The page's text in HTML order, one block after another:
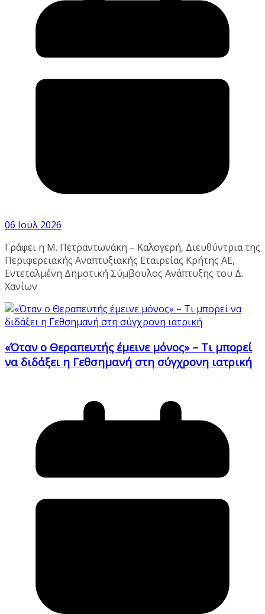
06 Ιούλ 2026
Γράφει η Μ. Πετραντωνάκη – Καλογερή, Διευθύντρια της
Περιφερειακής Αναπτυξιακής Εταιρείας Κρήτης ΑΕ,
Εντεταλμένη Δημοτική Σύμβουλος Ανάπτυξης του Δ.
Χανίων
«Όταν ο Θεραπευτής έμεινε μόνος» – Τι μπορεί
να διδάξει η Γεθσημανή στη σύγχρονη ιατρική